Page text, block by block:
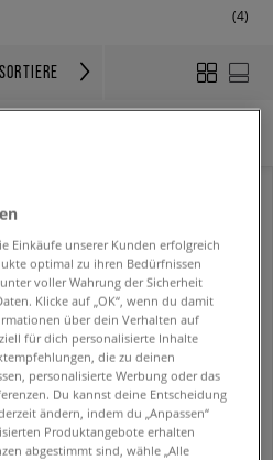
(4)
SORTIERE
LEVI'S JACKE RELAXED FIT TRUCKER LIGHT INDIGO - WORN IN
herren
Einkäufe unserer Kunden erfolgreich
optimal zu ihren Bedürfnissen
voller Wahrung der Sicherheit
Klicke auf „OK“, wenn du damit
über dein Verhalten auf
für dich personalisierte Inhalte
die zu deinen
personalisierte Werbung oder das
Du kannst deine Entscheidung
ändern, indem du „Anpassen“
Produktangebote erhalten
abgestimmt sind, wähle „Alle